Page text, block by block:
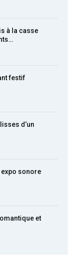
à la casse
festif
d’un
sonore
et